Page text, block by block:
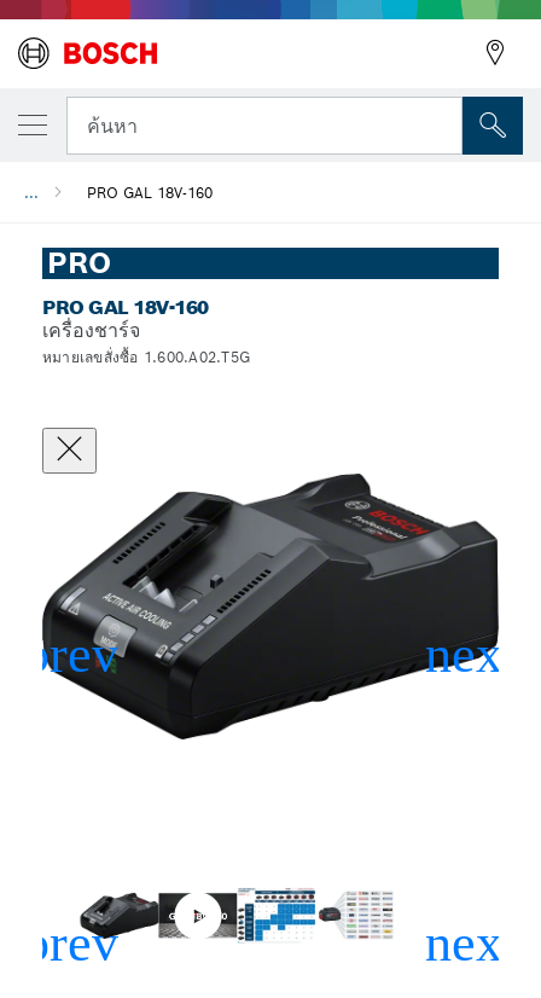
ค้นหา
... PRO GAL 18V-160
PRO
PRO GAL 18V-160
เครื่องชาร์จ
หมายเลขสั่งซื้อ 1.600.A02.T5G